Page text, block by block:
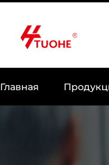
Главная